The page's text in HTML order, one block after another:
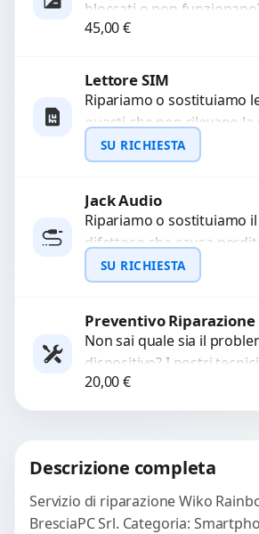
bloccati o non
servizio di riparazione o
45,00€
Lettore SIM
Ripariamo o sostituiamo
guasti che non rilevano la
interrompono il segnale.
ricambi testati e garantiti...
SU RICHIESTA
Richiedi
WhatsApp
Jack Audio
Ripariamo o sostituiamo
difettoso che causa
sonora o impossibilità di
e accessori....
SU RICHIESTA
Richiedi
WhatsApp
Preventivo Riparazione
Non sai quale sia il
dispositivo? I nostri
check-up completo con
avanzati per...
20,00€
Descrizione completa
Servizio di riparazione Wiko
BresciaPC Srl. Categoria: